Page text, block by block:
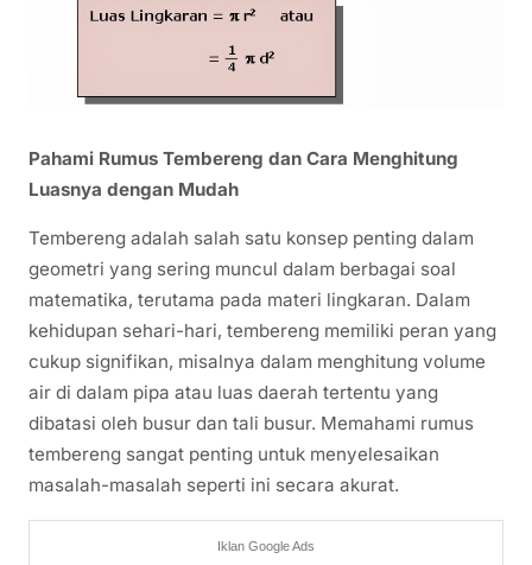
Pahami Rumus Tembereng dan Cara Menghitung
Luasnya dengan Mudah
Tembereng adalah salah satu konsep penting dalam
geometri yang sering muncul dalam berbagai soal
matematika, terutama pada materi lingkaran. Dalam
kehidupan sehari-hari, tembereng memiliki peran yang
cukup signifikan, misalnya dalam menghitung volume
air di dalam pipa atau luas daerah tertentu yang
dibatasi oleh busur dan tali busur. Memahami rumus
tembereng sangat penting untuk menyelesaikan
masalah-masalah seperti ini secara akurat.
Iklan Google Ads